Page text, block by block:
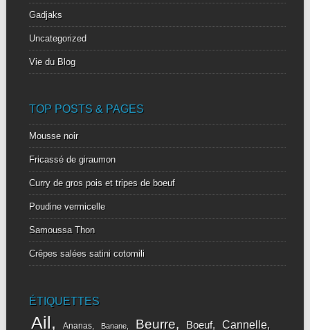
Gadjaks
Uncategorized
Vie du Blog
TOP POSTS & PAGES
Mousse noir
Fricassé de giraumon
Curry de gros pois et tripes de boeuf
Poudine vermicelle
Samoussa Thon
Crêpes salées satini cotomili
ÉTIQUETTES
Ail Ananas Banane Beurre Boeuf Cannelle